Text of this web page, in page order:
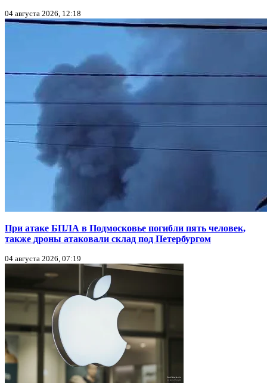
04 августа 2026, 12:18
При атаке БПЛА в Подмосковье погибли пять человек,
также дроны атаковали склад под Петербургом
04 августа 2026, 07:19